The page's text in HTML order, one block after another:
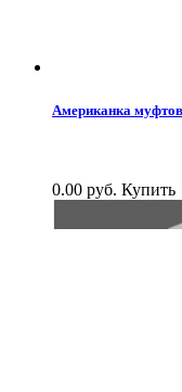
Американка
0.00 руб. Купить